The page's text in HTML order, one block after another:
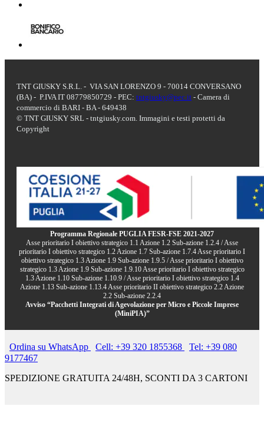
TNT GIUSKY S.R.L. - VIA SAN LORENZO 9 - 70014 CONVERSANO
(BA) - P.IVA IT 08779850729 - PEC: tntgiusky@pec.it - Camera di
commercio di BARI - BA - 649438
© TNT GIUSKY SRL - tntgiusky.com. Immagini e testi protetti da
Copyright
Programma Regionale PUGLIA FESR-FSE 2021-2027
Asse prioritario I obiettivo strategico 1.1 Azione 1.2 Sub-azione 1.2.4 / Asse
prioritario I obiettivo strategico 1.2 Azione 1.7 Sub-azione 1.7.4 Asse prioritario I
obiettivo strategico 1.3 Azione 1.9 Sub-azione 1.9.5 / Asse prioritario I obiettivo
strategico 1.3 Azione 1.9 Sub-azione 1.9.10 Asse prioritario I obiettivo strategico
1.3 Azione 1.10 Sub-azione 1.10.9 / Asse prioritario I obiettivo strategico 1.4
Azione 1.13 Sub-azione 1.13.4 Asse prioritario II obiettivo strategico 2.2 Azione
2.2 Sub-azione 2.2.4
Avviso “Pacchetti Integrati di Agevolazione per Micro e Piccole Imprese
(MiniPIA)”
Ordina su WhatsApp Cell: +39 320 1855368
Tel: +39 080
9177467
SPEDIZIONE GRATUITA 24/48H, SCONTI DA 3 CARTONI